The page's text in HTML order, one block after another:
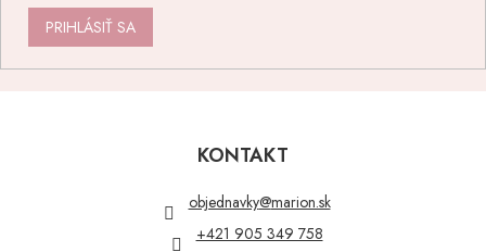
PRIHLÁSIŤ SA
KONTAKT
objednavky@marion.sk
+421 905 349 758